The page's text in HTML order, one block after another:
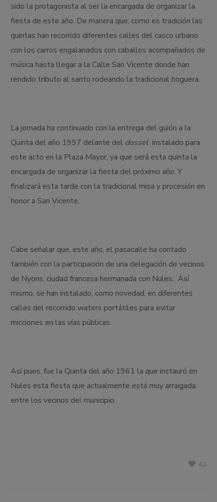
sido la protagonista al ser la encargada de organizar la
fiesta de este año. De manera que, como es tradición las
quintas han recorrido diferentes calles del casco urbano
con los carros engalanados con caballos acompañados de
música hasta llegar a la Calle San Vicente donde han
rendido tributo al santo rodeando la tradicional hoguera.
La jornada ha continuado con la entrega del guión a la
Quinta del año 1997 delante del dossel instalado para
este acto en la Plaza Mayor, ya que será esta quinta la
encargada de organizar la fiesta del próximo año. Y
finalizará esta tarde con la tradicional misa y procesión en
honor a San Vicente.
Cabe señalar que, este año, el pasacalle ha contado
también con la participación de una delegación de vecinos
de Nyons, ciudad francesa hermanada con Nules. Así
mismo, se han instalado, como novedad, en diferentes
calles del recorrido waters portátiles para evitar
micciones en las vías públicas.
Así pues, fue la Quinta del año 1961 la que instauró en
Nules esta fiesta que actualmente está muy arraigada
entre los vecinos del municipio.
42